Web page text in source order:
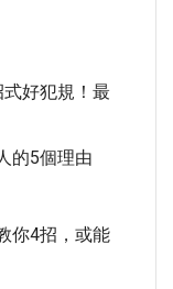
好犯規！最
的5個理由
你4招，或能